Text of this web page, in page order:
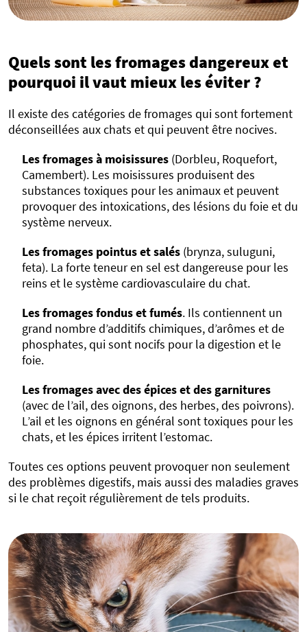
Quels sont les fromages dangereux et
pourquoi il vaut mieux les éviter ?
Il existe des catégories de fromages qui sont fortement
déconseillées aux chats et qui peuvent être nocives.
Les fromages à moisissures (Dorbleu, Roquefort,
Camembert). Les moisissures produisent des
substances toxiques pour les animaux et peuvent
provoquer des intoxications, des lésions du foie et du
système nerveux.
Les fromages pointus et salés (brynza, suluguni,
feta). La forte teneur en sel est dangereuse pour les
reins et le système cardiovasculaire du chat.
Les fromages fondus et fumés. Ils contiennent un
grand nombre d’additifs chimiques, d’arômes et de
phosphates, qui sont nocifs pour la digestion et le
foie.
Les fromages avec des épices et des garnitures
(avec de l’ail, des oignons, des herbes, des poivrons).
L’ail et les oignons en général sont toxiques pour les
chats, et les épices irritent l’estomac.
Toutes ces options peuvent provoquer non seulement
des problèmes digestifs, mais aussi des maladies graves
si le chat reçoit régulièrement de tels produits.